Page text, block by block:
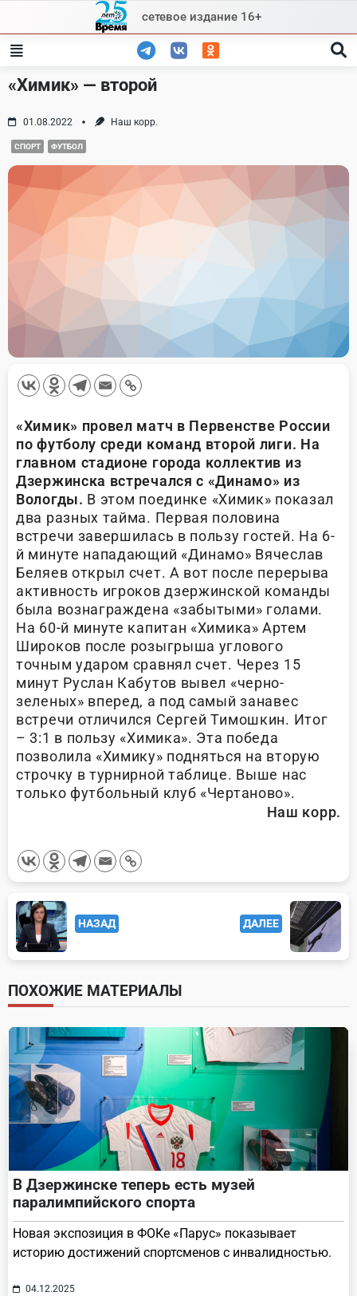
content
сетевое издание 16+
«Химик» — второй
01.08.2022 Наш корр.
СПОРТ ФУТБОЛ
«Химик» провел матч в Первенстве России
по футболу среди команд второй лиги. На
главном стадионе города коллектив из
Дзержинска встречался с «Динамо» из
Вологды. В этом поединке «Химик» показал
два разных тайма. Первая половина
встречи завершилась в пользу гостей. На 6-
й минуте нападающий «Динамо» Вячеслав
Беляев открыл счет. А вот после перерыва
активность игроков дзержинской команды
была вознаграждена «забытыми» голами.
На 60-й минуте капитан «Химика» Артем
Широков после розыгрыша углового
точным ударом сравнял счет. Через 15
минут Руслан Кабутов вывел «черно-
зеленых» вперед, а под самый занавес
встречи отличился Сергей Тимошкин. Итог
– 3:1 в пользу «Химика». Эта победа
позволила «Химику» подняться на вторую
строчку в турнирной таблице. Выше нас
только футбольный клуб «Чертаново».
Наш корр.
<span
class="nav-
subtitle
screen-
reader-
text">Page</span>
НАЗАД ДАЛЕЕ
ПОХОЖИЕ МАТЕРИАЛЫ
В Дзержинске теперь есть музей
паралимпийского спорта
Новая экспозиция в ФОКе «Парус» показывает
историю достижений спортсменов с инвалидностью.
04.12.2025